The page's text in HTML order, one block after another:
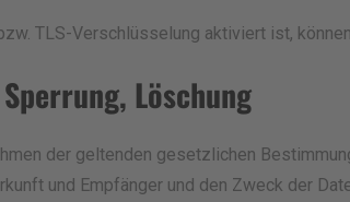
TLS-Verschlüsselung aktiviert ist,
Löschung
der geltenden gesetzlichen
und Empfänger und den Zweck der